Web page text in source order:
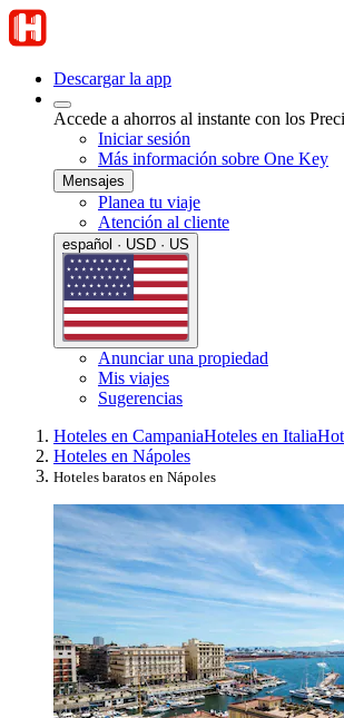
Descargar la app
Accede a ahorros al instante con los
Iniciar sesión
Más información sobre One Key
Mensajes
Planea tu viaje
Atención al cliente
español · USD · US
Anunciar una propiedad
Mis viajes
Sugerencias
Hoteles en CampaniaHoteles en Italia
Hoteles en Nápoles
Hoteles baratos en Nápoles